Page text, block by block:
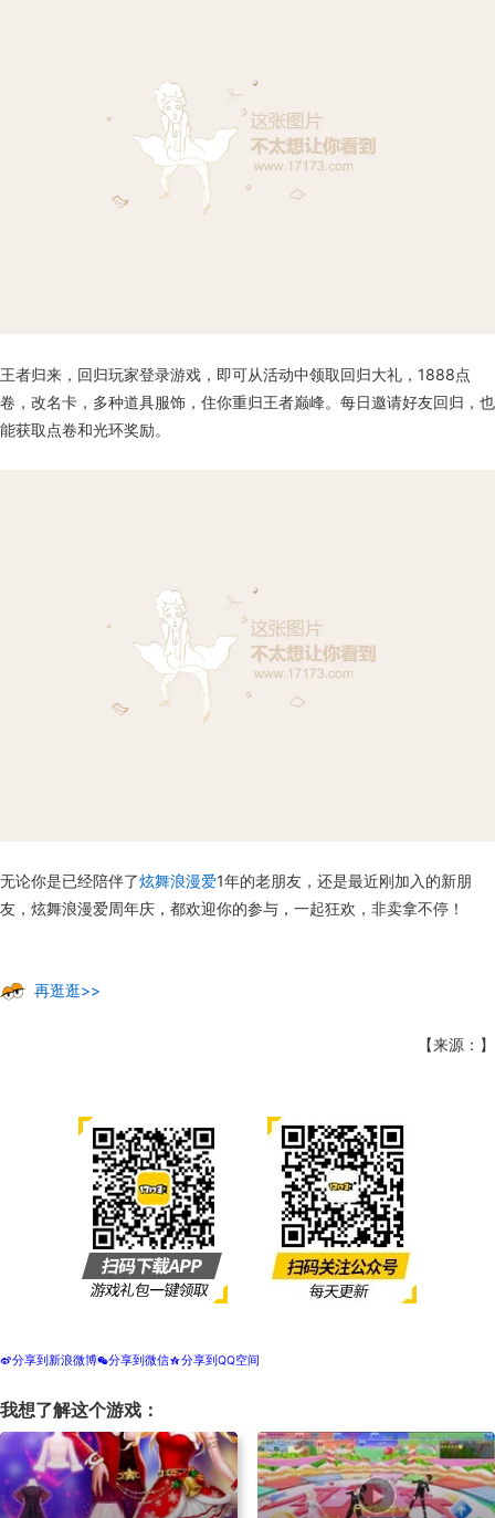
王者归来，回归玩家登录游戏，即可从活动中领取回归大礼，1888点
卷，改名卡，多种道具服饰，住你重归王者巅峰。每日邀请好友回归，也
能获取点卷和光环奖励。
无论你是已经陪伴了炫舞浪漫爱1年的老朋友，还是最近刚加入的新朋
友，炫舞浪漫爱周年庆，都欢迎你的参与，一起狂欢，非卖拿不停！
再逛逛>>
【来源：】
t分享到新浪微博w分享到微信z分享到QQ空间
我想了解这个游戏：